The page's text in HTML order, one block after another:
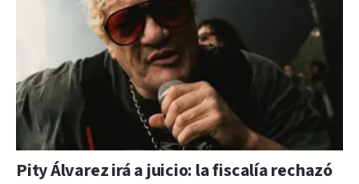
Pity Álvarez irá a juicio: la fiscalía rechazó